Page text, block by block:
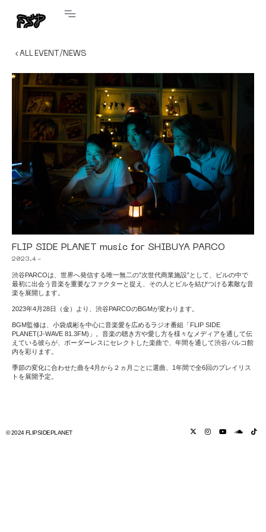
‹ ALL EVENT/NEWS
FLIP SIDE PLANET music for SHIBUYA PARCO
2023.4 -
渋谷PARCOは、世界へ発信する唯一無二の”次世代商業施設”として、ビルの中で
最初に出会う音楽を重要なファクターと捉え、その人とビルを結びつける素敵な音
楽を展開します。
2023年4月28日（金）より、渋谷PARCOのBGMが変わります。
BGM監修は、小袋成彬を中心に音楽愛を広めるラジオ番組「FLIP SIDE
PLANET(J-WAVE 81.3FM)」。音楽の聴き方や愛し方を様々なメディアを通して伝
えている彼らが、ボーダーレスにセレクトした楽曲で、年間を通して渋谷パルコ館
内を彩ります。
季節の変化に合わせた曲を4月から２ヵ月ごとに選曲、1年間で全6回のプレイリス
トを展開予定。
© 2024 FLIPSIDEPLANET